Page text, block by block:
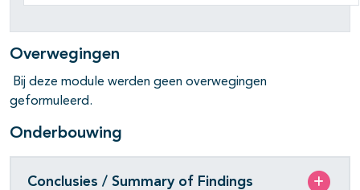
Overwegingen
Bij deze module werden geen overwegingen
geformuleerd.
Onderbouwing
Conclusies / Summary of Findings